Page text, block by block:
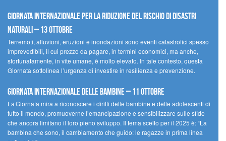
Giornata internazionale per la riduzione del rischio di disastri
naturali – 13 ottobre
Terremoti, alluvioni, eruzioni e inondazioni sono eventi catastrofici spesso
imprevedibili, il cui prezzo da pagare, in termini economici, ma anche,
sfortunatamente, in vite umane, è molto elevato. In tale contesto, questa
Giornata sottolinea l’urgenza di investire in resilienza e prevenzione.
Giornata internazionale delle bambine – 11 ottobre
La Giornata mira a riconoscere i diritti delle bambine e delle adolescenti di
tutto il mondo, promuoverne l’emancipazione e sensibilizzare sulle sfide
che ancora limitano il loro pieno sviluppo. Il tema scelto per il 2025 è: “La
bambina che sono, il cambiamento che guido: le ragazze in prima linea